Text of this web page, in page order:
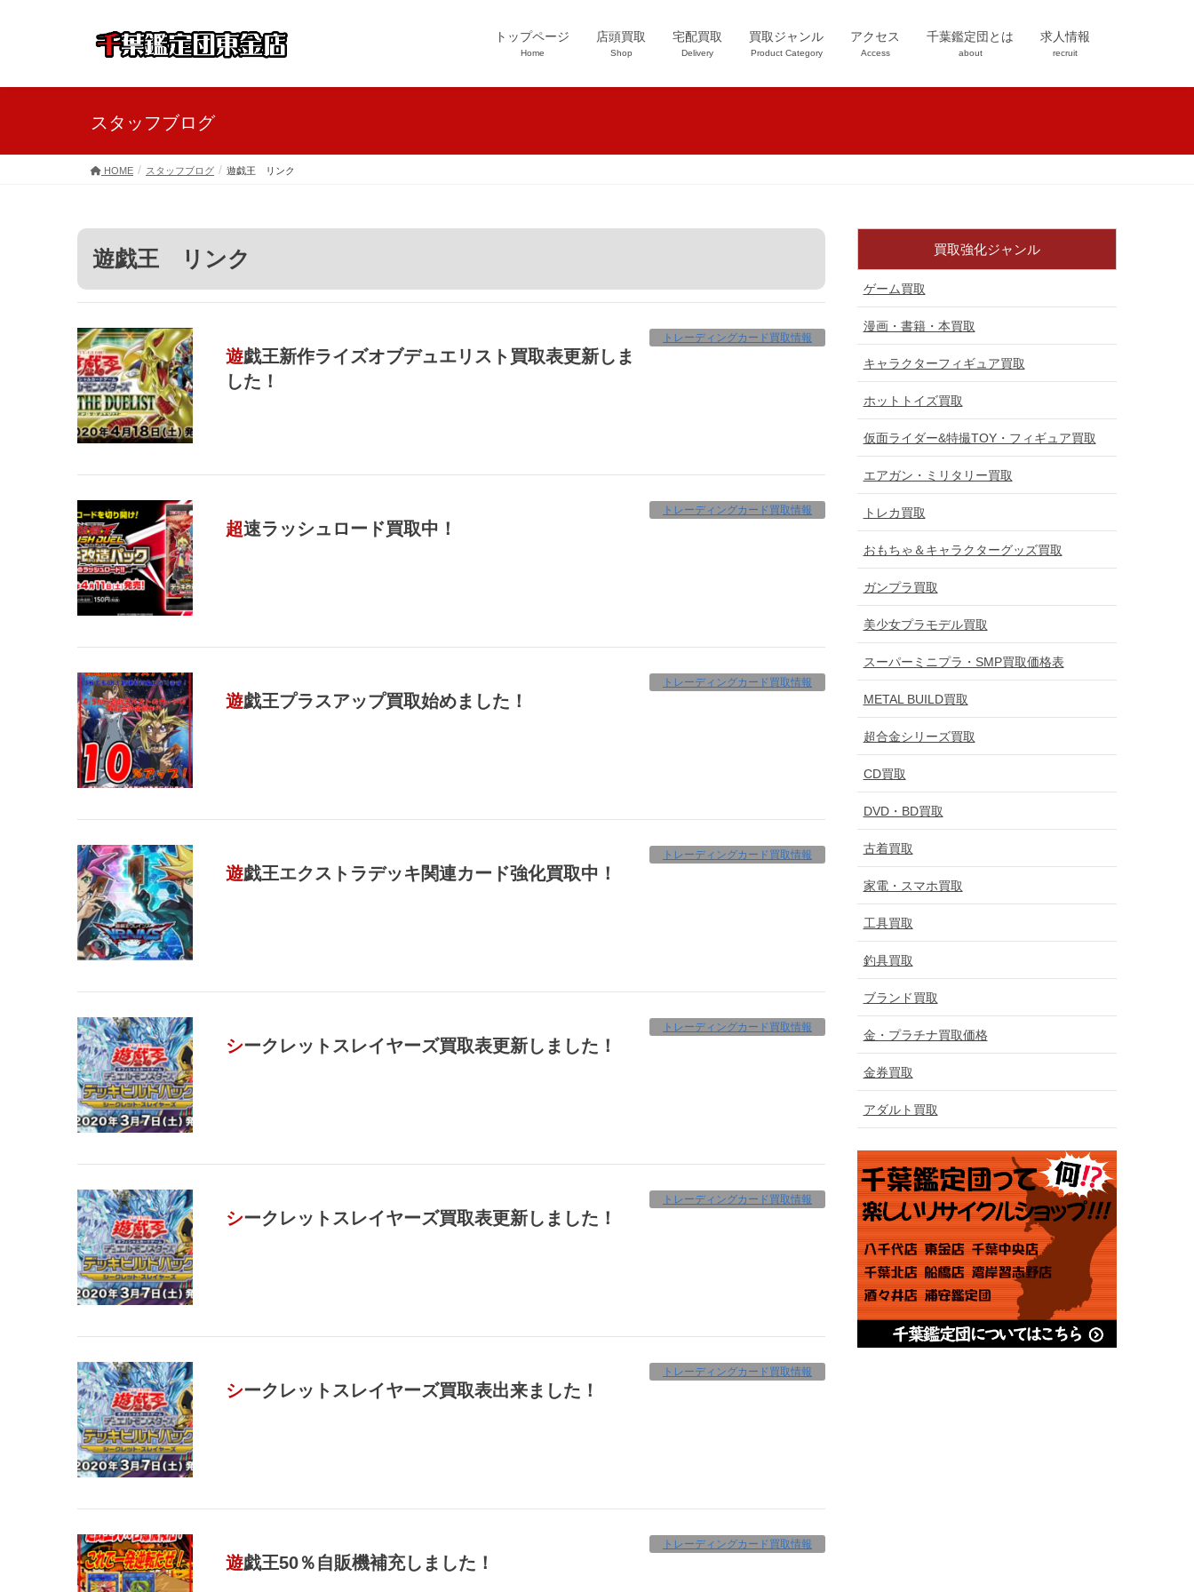
トップページ
Home
店頭買取
Shop
宅配買取
Delivery
買取ジャンル
Product Category
アクセス
Access
千葉鑑定団とは
about
求人情報
recruit
スタッフブログ
HOME スタッフブログ 遊戯王 リンク
遊戯王 リンク
トレーディングカード買取情報
遊戯王新作ライズオブデュエリスト買取表更新しま
した！
トレーディングカード買取情報
超速ラッシュロード買取中！
トレーディングカード買取情報
遊戯王プラスアップ買取始めました！
トレーディングカード買取情報
遊戯王エクストラデッキ関連カード強化買取中！
トレーディングカード買取情報
シークレットスレイヤーズ買取表更新しました！
トレーディングカード買取情報
シークレットスレイヤーズ買取表更新しました！
トレーディングカード買取情報
シークレットスレイヤーズ買取表出来ました！
トレーディングカード買取情報
遊戯王50％自販機補充しました！
買取強化ジャンル
ゲーム買取
漫画・書籍・本買取
キャラクターフィギュア買取
ホットトイズ買取
仮面ライダー&特撮TOY・フィギュア買取
エアガン・ミリタリー買取
トレカ買取
おもちゃ＆キャラクターグッズ買取
ガンプラ買取
美少女プラモデル買取
スーパーミニプラ・SMP買取価格表
METAL BUILD買取
超合金シリーズ買取
CD買取
DVD・BD買取
古着買取
家電・スマホ買取
工具買取
釣具買取
ブランド買取
金・プラチナ買取価格
金券買取
アダルト買取